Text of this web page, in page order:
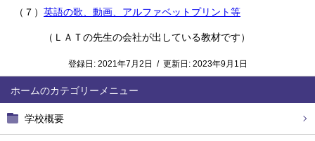
ホーム
学校概要
（７） 英語の歌、動画、アルファベットプリント等
（ＬＡＴの先生の会社が出している教材です）
登録日: 2021年7月2日 / 更新日: 2023年9月1日